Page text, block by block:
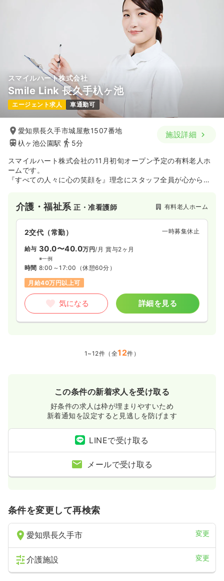
スマイルハート株式会社
Smile Link 長久手杁ヶ池
エージェント求人 車通勤可
愛知県長久手市城屋敷1507番地
杁ヶ池公園駅
5分
施設詳細
スマイルハート株式会社の11月初旬オープン予定の有料老人ホ
ームです。
『すべての人々に心の笑顔を』理念にスタッフ全員が心からの
介護・福祉系正・准看護師 有料老人ホーム
2交代（常勤） 一時募集休止
給与 30.0〜40.0万円/月 賞与2ヶ月
※一例
時間 8:00～17:00 （休憩60分）
月給40万円以上可
気になる 詳細を見る
1~12件（全12件）
この条件の新着求人を受け取る
好条件の求人は枠が埋まりやすいため
新着通知を設定すると見逃しを防げます
LINEで受け取る
メールで受け取る
条件を変更して再検索
愛知県長久手市 変更
介護施設 変更